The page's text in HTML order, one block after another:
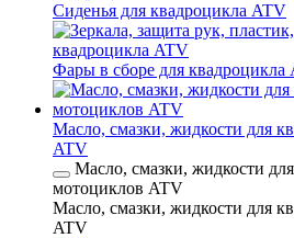
Сиденья для квадроцикла ATV
Фары в сборе для квадроцикла
Масло, смазки, жидкости для
ATV
Масло, смазки, жидкости
мотоциклов ATV
Масло, смазки, жидкости для
ATV